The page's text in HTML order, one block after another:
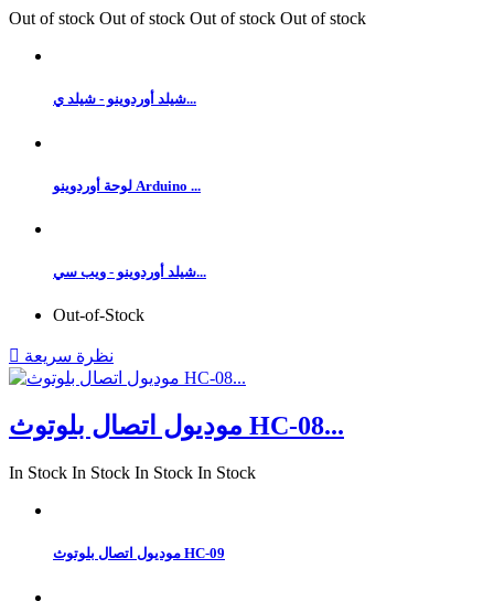
Out of stock Out of stock Out of stock Out of stock
شيلد أوردوينو - شيلد ي...
لوحة أوردوينو Arduino ...
شيلد أوردوينو - ويب سي...
Out-of-Stock
 نظرة سريعة
موديول اتصال بلوتوث HC-08...
In Stock In Stock In Stock In Stock
موديول اتصال بلوتوث HC-09